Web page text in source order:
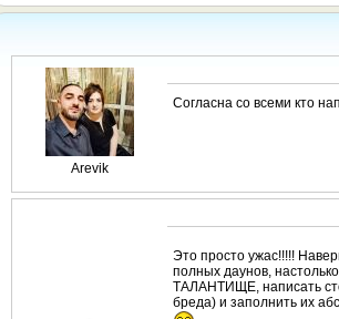
Arevik
Согласна со всеми кто
Это просто ужас!!!!!
полных даунов,
ТАЛАНТИЩЕ, написать
бреда) и заполнить их